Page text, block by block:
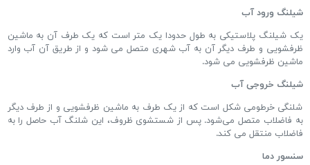
شیلنگ ورود آب
یک شیلنگ پلاستیکی به طول حدودا یک متر است که یک طرف آن به ماشین
ظرفشویی و طرف دیگر آن به آب شهری متصل می شود و از طریق آن آب وارد
ماشین ظرفشویی می شود.
شیلنگ خروجی آب
شلنگی خرطومی شکل است که از یک طرف به ماشین ظرفشویی و از طرف دیگر
به فاضلاب متصل می‌شود. پس از شستشوی ظروف، این شلنگ آب حاصل را به
فاضلاب منتقل می کند.
سنسور دما